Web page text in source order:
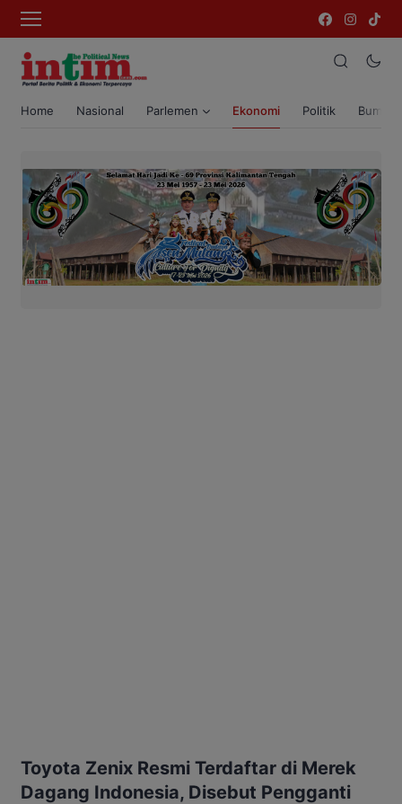
Home Nasional Parlemen Ekonomi Politik Bumi
Toyota Zenix Resmi Terdaftar di Merek
Dagang Indonesia, Disebut Pengganti